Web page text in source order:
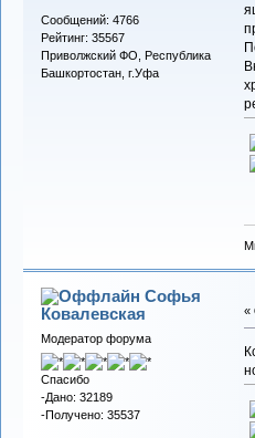
Сообщений: 4766
Рейтинг: 35567
Приволжский ФО, Республика
Башкортостан, г.Уфа
Софья
Ковалевская
Модератор форума
Спасибо
-Дано: 32189
-Получено: 35537
«